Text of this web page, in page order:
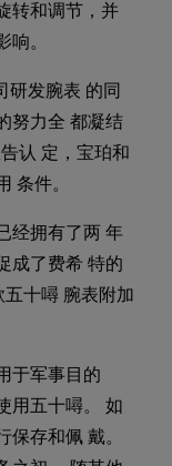
转和调节，并
响。
研发腕表 的同
努力全 都凝结
认 定，宝珀和
条件。
经拥有了两 年
成了费希 特的
十噚 腕表附加
于军事目的
用五十噚。 如
保存和佩 戴。